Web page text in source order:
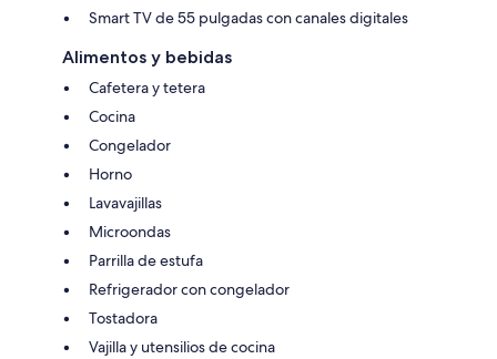
Smart TV de 55 pulgadas con canales digitales
Alimentos y bebidas
Cafetera y tetera
Cocina
Congelador
Horno
Lavavajillas
Microondas
Parrilla de estufa
Refrigerador con congelador
Tostadora
Vajilla y utensilios de cocina